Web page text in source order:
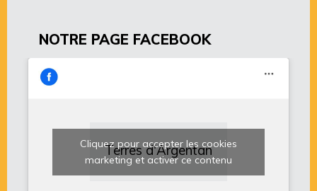
NOTRE PAGE FACEBOOK
Terres d'Argentan
Cliquez pour accepter les cookies
marketing et activer ce contenu